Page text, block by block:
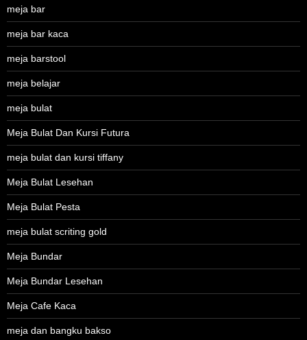
meja bar
meja bar kaca
meja barstool
meja belajar
meja bulat
Meja Bulat Dan Kursi Futura
meja bulat dan kursi tiffany
Meja Bulat Lesehan
Meja Bulat Pesta
meja bulat scriting gold
Meja Bundar
Meja Bundar Lesehan
Meja Cafe Kaca
meja dan bangku bakso